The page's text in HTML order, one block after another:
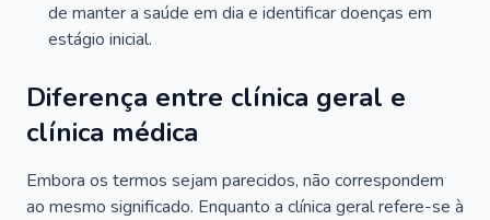
de manter a saúde em dia e identificar doenças em
estágio inicial.
Diferença entre clínica geral e
clínica médica
Embora os termos sejam parecidos, não correspondem
ao mesmo significado. Enquanto a clínica geral refere-se à